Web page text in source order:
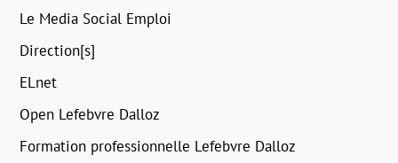
Le Media Social Emploi
Direction[s]
ELnet
Open Lefebvre Dalloz
Formation professionnelle Lefebvre Dalloz